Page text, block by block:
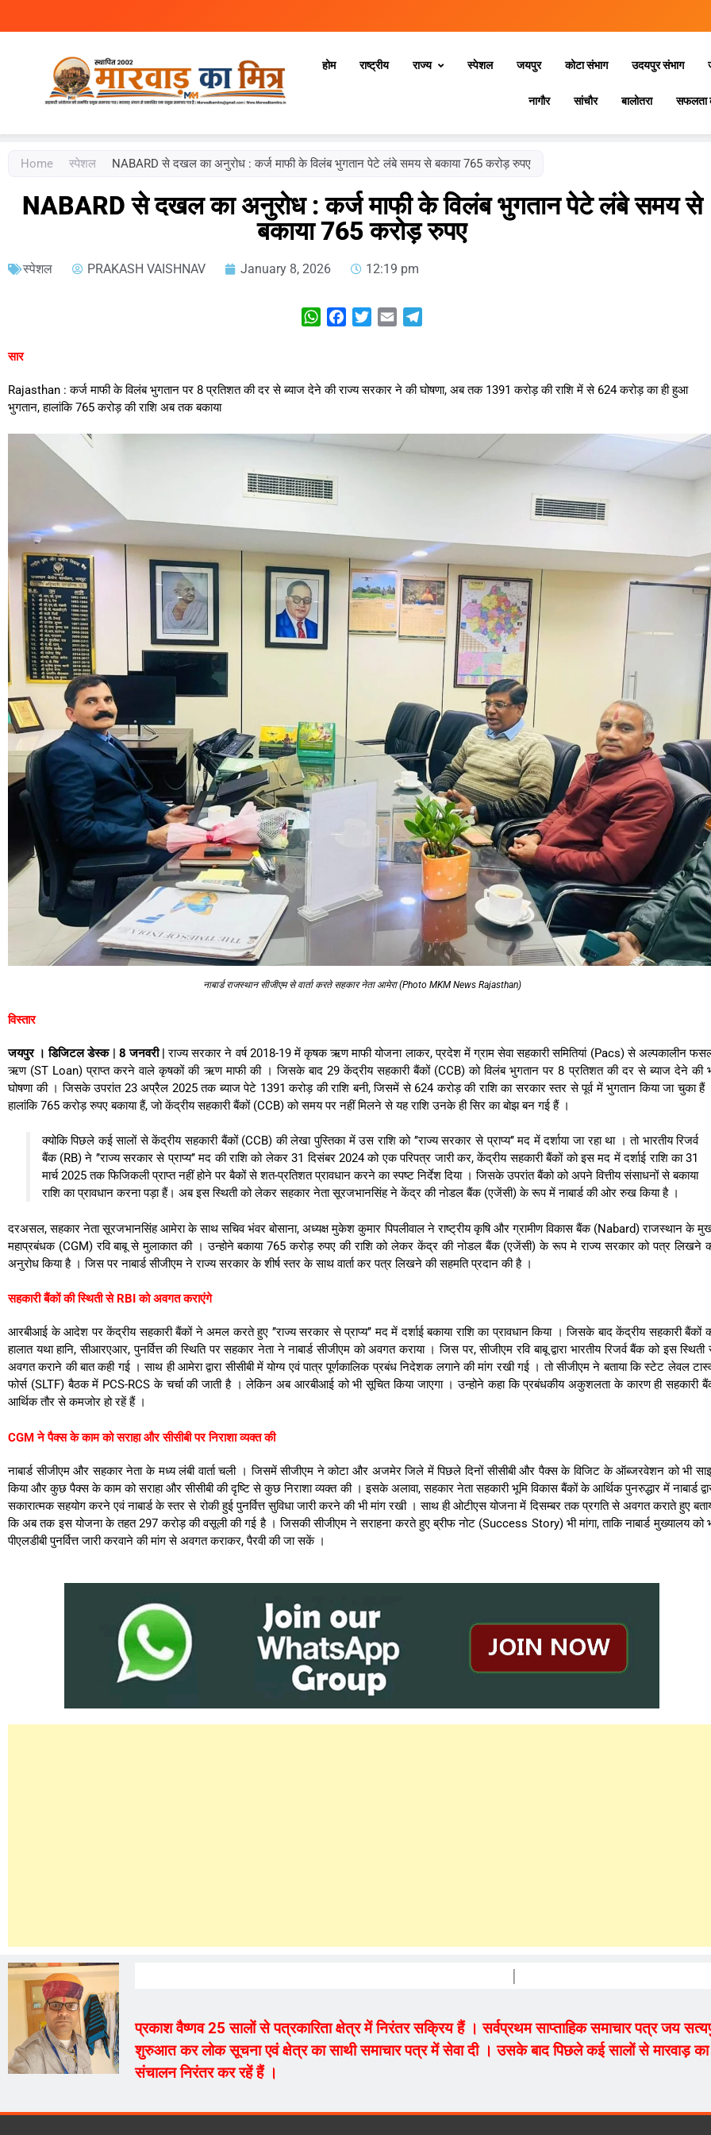
Marwad Ka Mitra
होम राष्ट्रीय राज्य स्‍पेशल जयपुर कोटा संभाग उदयपुर संभाग
नागौर सांचौर बालोतरा सफलता
Home स्‍पेशल NABARD से दखल का अनुरोध : कर्ज माफी के विलंब भुगतान पेटे लंबे समय से बकाया 765 करोड़ रुपए
NABARD से दखल का अनुरोध : कर्ज माफी के विलंब भुगतान पेटे लंबे समय से
बकाया 765 करोड़ रुपए
स्‍पेशल PRAKASH VAISHNAV January 8, 2026 12:19 pm
WhatsAppFacebookTwitterEmail
सार
Rajasthan : कर्ज माफी के विलंब भुगतान पर 8 प्रतिशत की दर से ब्याज देने की राज्य सरकार ने की घोषणा, अब तक 1391 करोड़ की राशि में से 624 करोड़ का ही हुआ
भुगतान, हालांकि 765 करोड़ की राशि अब तक बकाया
नाबार्ड राजस्थान सीजीएम से वार्ता करते सहकार नेता आमेरा (Photo MKM News Rajasthan)
विस्तार
जयपुर । डिजिटल डेस्क | 8 जनवरी | राज्य सरकार ने वर्ष 2018-19 में कृषक ऋण माफी योजना लाकर, प्रदेश में ग्राम सेवा सहकारी समितियां (Pacs) से अल्पकालीन
ऋण (ST Loan) प्राप्त करने वाले कृषकों की ऋण माफी की । जिसके बाद 29 केंद्रीय सहकारी बैंकों (CCB) को विलंब भुगतान पर 8 प्रतिशत की दर से ब्याज देने की
घोषणा की । जिसके उपरांत 23 अप्रैल 2025 तक ब्याज पेटे 1391 करोड़ की राशि बनी, जिसमें से 624 करोड़ की राशि का सरकार स्तर से पूर्व में भुगतान किया जा चुका हैं
हालांकि 765 करोड़ रुपए बकाया हैं, जो केंद्रीय सहकारी बैंकों (CCB) को समय पर नहीं मिलने से यह राशि उनके ही सिर का बोझ बन गई हैं ।
क्योकि पिछले कई सालों से केंद्रीय सहकारी बैंकों (CCB) की लेखा पुस्तिका में उस राशि को ’’राज्य सरकार से प्राप्य’’ मद में दर्शाया जा रहा था । तो भारतीय रिजर्व
बैंक (RB) ने ’’राज्य सरकार से प्राप्य’’ मद की राशि को लेकर 31 दिसंबर 2024 को एक परिपत्र जारी कर, केंद्रीय सहकारी बैंकों को इस मद में दर्शाई राशि का 31
मार्च 2025 तक फिजिकली प्राप्त नहीं होने पर बैकों से शत-प्रतिशत प्रावधान करने का स्पष्ट निर्देश दिया । जिसके उपरांत बैंको को अपने वित्तीय संसाधनों से बकाया
राशि का प्रावधान करना पड़ा हैं। अब इस स्थिती को लेकर सहकार नेता सूरजभानसिंह ने केंद्र की नोडल बैंक (एजेंसी) के रूप में नाबार्ड की ओर रुख किया है ।
दरअसल, सहकार नेता सूरजभानसिंह आमेरा के साथ सचिव भंवर बोसाना, अध्यक्ष मुकेश कुमार पिपलीवाल ने राष्ट्रीय कृषि और ग्रामीण विकास बैंक (Nabard) राजस्थान के
महाप्रबंधक (CGM) रवि बाबू से मुलाकात की । उन्होने बकाया 765 करोड़ रुपए की राशि को लेकर केंद्र की नोडल बैंक (एजेंसी) के रूप मे राज्य सरकार को पत्र लिखने
अनुरोध किया है । जिस पर नाबार्ड सीजीएम ने राज्य सरकार के शीर्ष स्तर के साथ वार्ता कर पत्र लिखने की सहमति प्रदान की है ।
सहकारी बैंकों की स्थिती से RBI को अवगत कराएंगे
आरबीआई के आदेश पर केंद्रीय सहकारी बैंकों ने अमल करते हुए ’’राज्य सरकार से प्राप्य’’ मद में दर्शाई बकाया राशि का प्रावधान किया । जिसके बाद केंद्रीय सहकारी बैंकों
हालात यथा हानि, सीआरएआर, पुनर्वित्त की स्थिति पर सहकार नेता ने नाबार्ड सीजीएम को अवगत कराया । जिस पर, सीजीएम रवि बाबू द्वारा भारतीय रिजर्व बैंक को इस स्थिती
अवगत कराने की बात कही गई । साथ ही आमेरा द्वारा सीसीबी में योग्य एवं पात्र पूर्णकालिक प्रबंध निदेशक लगाने की मांग रखी गई । तो सीजीएम ने बताया कि स्टेट लेवल
फोर्स (SLTF) बैठक में PCS-RCS के चर्चा की जाती है । लेकिन अब आरबीआई को भी सूचित किया जाएगा । उन्होने कहा कि प्रबंधकीय अकुशलता के कारण ही सहकारी
आर्थिक तौर से कमजोर हो रहें हैं ।
CGM ने पैक्स के काम को सराहा और सीसीबी पर निराशा व्यक्त की
नाबार्ड सीजीएम और सहकार नेता के मध्य लंबी वार्ता चली । जिसमें सीजीएम ने कोटा और अजमेर जिले में पिछले दिनों सीसीबी और पैक्स के विजिट के ऑब्जरवेशन को भी
किया और कुछ पैक्स के काम को सराहा और सीसीबी की दृष्टि से कुछ निराशा व्यक्त की । इसके अलावा, सहकार नेता सहकारी भूमि विकास बैंकों के आर्थिक पुनरुद्धार में नाबार्ड
सकारात्मक सहयोग करने एवं नाबार्ड के स्तर से रोकी हुई पुनर्वित्त सुविधा जारी करने की भी मांग रखी । साथ ही ओटीएस योजना में दिसम्बर तक प्रगति से अवगत कराते हुए
कि अब तक इस योजना के तहत 297 करोड़ की वसूली की गई है । जिसकी सीजीएम ने सराहना करते हुए ब्रीफ नोट (Success Story) भी मांगा, ताकि नाबार्ड मुख्यालय को
पीएलडीबी पुनर्वित्त जारी करवाने की मांग से अवगत कराकर, पैरवी की जा सकें ।
PRAKASH
प्रकाश वैष्णव 25 सालों से पत्रकारिता क्षेत्र में निरंतर सक्रिय हैं । सर्वप्रथम साप्ताहिक समाचार पत्र जय
शुरुआत कर लोक सूचना एवं क्षेत्र का साथी समाचार पत्र में सेवा दी । उसके बाद पिछले कई सालों से मारवाड़ का
संचालन निरंतर कर रहें हैं ।